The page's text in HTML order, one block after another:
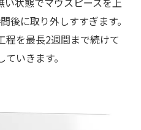
後に取り外しすすぎます。
程を最長2週間まで続けて
いきます。